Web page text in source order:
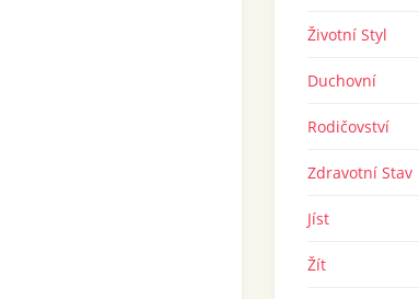
Životní Styl
Duchovní
Rodičovství
Zdravotní Stav
Jíst
Žít